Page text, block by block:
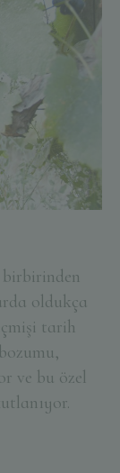
oldukça
tarih
ve bu özel